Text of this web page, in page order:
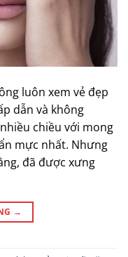
luôn xem vẻ đẹp
dẫn và không
chiều với mong
mực nhất. Nhưng
đã được xưng
→